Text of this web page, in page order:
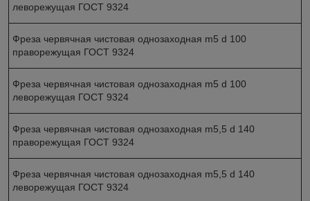
леворежущая ГОСТ 9324
Фреза червячная чистовая однозаходная m5 d 100
праворежущая ГОСТ 9324
Фреза червячная чистовая однозаходная m5 d 100
леворежущая ГОСТ 9324
Фреза червячная чистовая однозаходная m5,5 d 140
праворежущая ГОСТ 9324
Фреза червячная чистовая однозаходная m5,5 d 140
леворежущая ГОСТ 9324